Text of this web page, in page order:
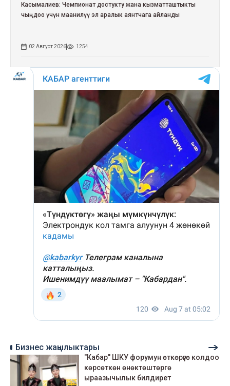
Касымалиев: Чемпионат достукту жана кызматташтыкты
чыңдоо үчүн маанилүү эл аралык аянтчага айланды
02 Август 2026 1254
Бизнес жаңылыктары
"Кабар" ШКУ форумун өткөрүүгө колдоо
көрсөткөн өнөктөштөргө
ыраазычылык билдирет